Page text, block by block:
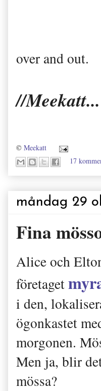
over and out.
//Meekatt...
© Meekatt
17
måndag 29
Fina
Alice och
företaget
i den,
ögonkastet
morgonen.
Men ja, blir
mössa?